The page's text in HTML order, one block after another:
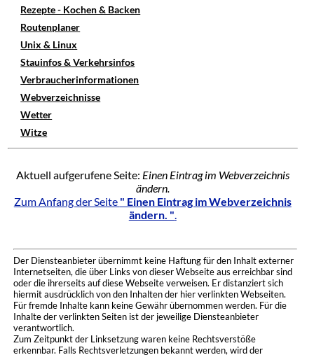
Rezepte - Kochen & Backen
Routenplaner
Unix & Linux
Stauinfos & Verkehrsinfos
Verbraucherinformationen
Webverzeichnisse
Wetter
Witze
Aktuell aufgerufene Seite: Einen Eintrag im Webverzeichnis
ändern.
Zum Anfang der Seite " Einen Eintrag im Webverzeichnis
ändern. ".
Der Diensteanbieter übernimmt keine Haftung für den Inhalt externer
Internetseiten, die über Links von dieser Webseite aus erreichbar sind
oder die ihrerseits auf diese Webseite verweisen. Er distanziert sich
hiermit ausdrücklich von den Inhalten der hier verlinkten Webseiten.
Für fremde Inhalte kann keine Gewähr übernommen werden. Für die
Inhalte der verlinkten Seiten ist der jeweilige Diensteanbieter
verantwortlich.
Zum Zeitpunkt der Linksetzung waren keine Rechtsverstöße
erkennbar. Falls Rechtsverletzungen bekannt werden, wird der